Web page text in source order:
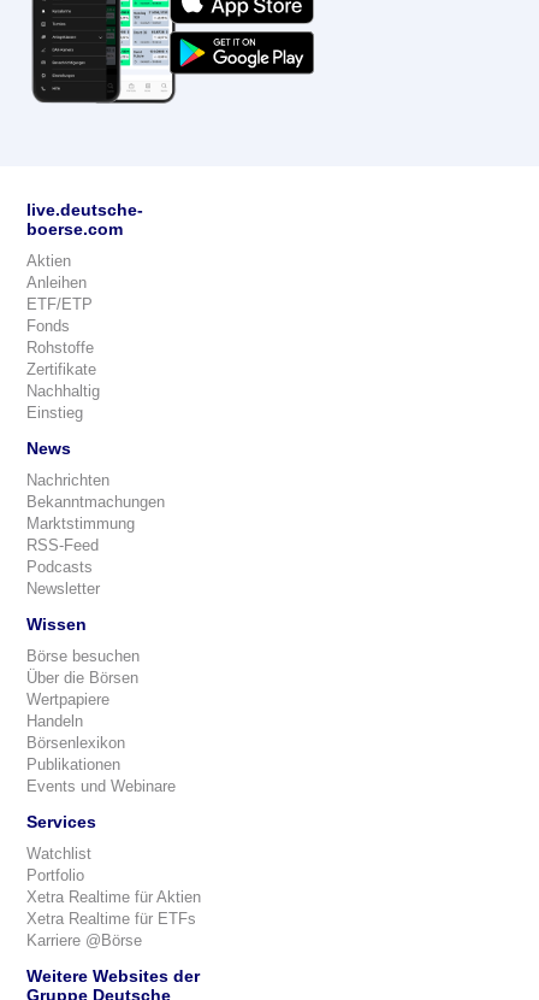
live.deutsche-
boerse.com
Aktien
Anleihen
ETF/ETP
Fonds
Rohstoffe
Zertifikate
Nachhaltig
Einstieg
News
Nachrichten
Bekanntmachungen
Marktstimmung
RSS-Feed
Podcasts
Newsletter
Wissen
Börse besuchen
Über die Börsen
Wertpapiere
Handeln
Börsenlexikon
Publikationen
Events und Webinare
Services
Watchlist
Portfolio
Xetra Realtime für Aktien
Xetra Realtime für ETFs
Karriere @Börse
Weitere Websites der
Gruppe Deutsche